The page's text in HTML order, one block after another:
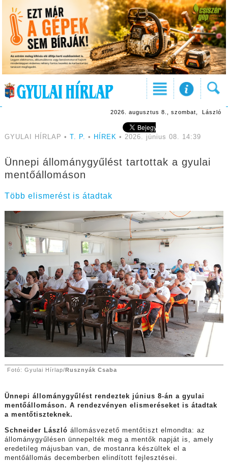
2026. augusztus 8., szombat, László
GYULAI HÍRLAP • T. P. • HÍREK • 2026. június 08. 14:39
Ünnepi állománygyűlést tartottak a gyulai
mentőállomáson
Több elismerést is átadtak
Fotó: Gyulai Hírlap/Rusznyák Csaba
Ünnepi állománygyűlést rendeztek június 8-án a gyulai
mentőállomáson. A rendezvényen elismeréseket is átadtak
a mentőtiszteknek.
Schneider László állomásvezető mentőtiszt elmondta: az
állománygyűlésen ünnepelték meg a mentők napját is, amely
eredetileg májusban van, de mostanra készültek el a
mentőállomás decemberben elindított fejlesztései.